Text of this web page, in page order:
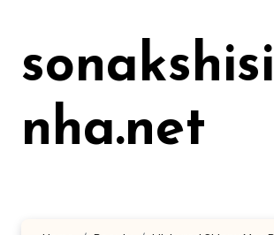
kontensonakshisi
nha.net